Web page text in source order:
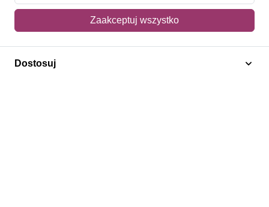
Regulamin
Polityka prywatności
Zaakceptuj wszystko
Dostosuj